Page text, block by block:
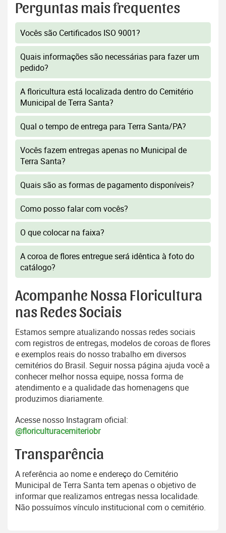
Perguntas mais frequentes
Vocês são Certificados ISO 9001?
Quais informações são necessárias para fazer um
pedido?
A floricultura está localizada dentro do Cemitério
Municipal de Terra Santa?
Qual o tempo de entrega para Terra Santa/PA?
Vocês fazem entregas apenas no Municipal de
Terra Santa?
Quais são as formas de pagamento disponíveis?
Como posso falar com vocês?
O que colocar na faixa?
A coroa de flores entregue será idêntica à foto do
catálogo?
Acompanhe Nossa Floricultura
nas Redes Sociais
Estamos sempre atualizando nossas redes sociais
com registros de entregas, modelos de coroas de flores
e exemplos reais do nosso trabalho em diversos
cemitérios do Brasil. Seguir nossa página ajuda você a
conhecer melhor nossa equipe, nossa forma de
atendimento e a qualidade das homenagens que
produzimos diariamente.
Acesse nosso Instagram oficial:
@floriculturacemiteriobr
Transparência
A referência ao nome e endereço do Cemitério
Municipal de Terra Santa tem apenas o objetivo de
informar que realizamos entregas nessa localidade.
Não possuímos vínculo institucional com o cemitério.